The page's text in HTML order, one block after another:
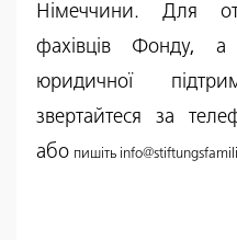
Німеччини. Для
фахівців Фонду, а
юридичної
звертайтеся за
або пишіть